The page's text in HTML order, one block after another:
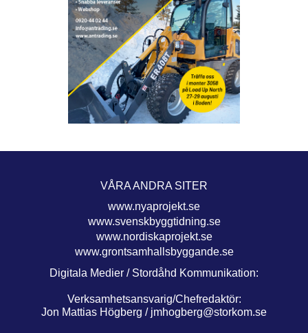
VÅRA ANDRA SITER
www.nyaprojekt.se
www.svenskbyggtidning.se
www.nordiskaprojekt.se
www.grontsamhallsbyggande.se
Digitala Medier / Stordåhd Kommunikation:
Verksamhetsansvarig/Chefredaktör:
Jon Mattias Högberg / jmhogberg@storkom.se